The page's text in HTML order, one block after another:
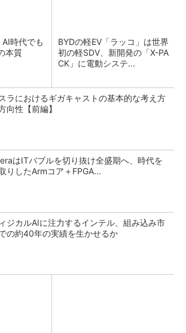
AI時代でも
本質
BYDの軽EV「ラッコ」は世界
初の軽SDV、新開発の「X-PA
CK」に電動システ...
ラにおけるギガキャストの基本的な考え方
向性【前編】
はITバブルを切り抜け全盛期へ、時代を
りしたArmコア＋FPGA...
ジカルAIに注力するインテル、組み込み市
の約40年の実績を生かせるか